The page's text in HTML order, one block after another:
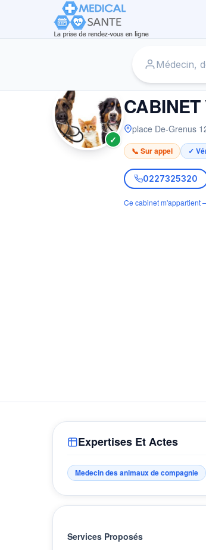
✓
VÉTÉRINAIRE
CABINET
place De-Grenus
📞 Sur appel ✓
0227325320
Ce cabinet m'appartient
Expertises Et Actes
Medecin des animaux de compagnie
Services Proposés